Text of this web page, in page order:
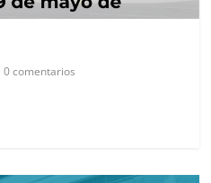
0 comentarios